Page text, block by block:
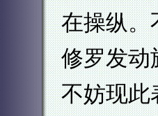
在操纵。
修罗发动
不妨现此